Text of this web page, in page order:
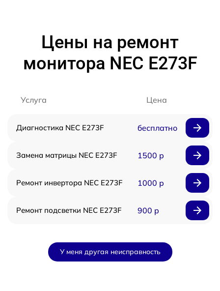
Цены на ремонт
монитора NEC E273F
Услуга Цена
Диагностика NEC E273F бесплатно
Замена матрицы NEC E273F 1500 р
Ремонт инвертора NEC E273F 1000 р
Ремонт подсветки NEC E273F 900 р
У меня другая неисправность